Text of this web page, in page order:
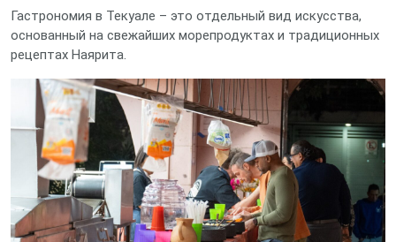
Гастрономия в Текуале – это отдельный вид искусства,
основанный на свежайших морепродуктах и традиционных
рецептах Наярита.